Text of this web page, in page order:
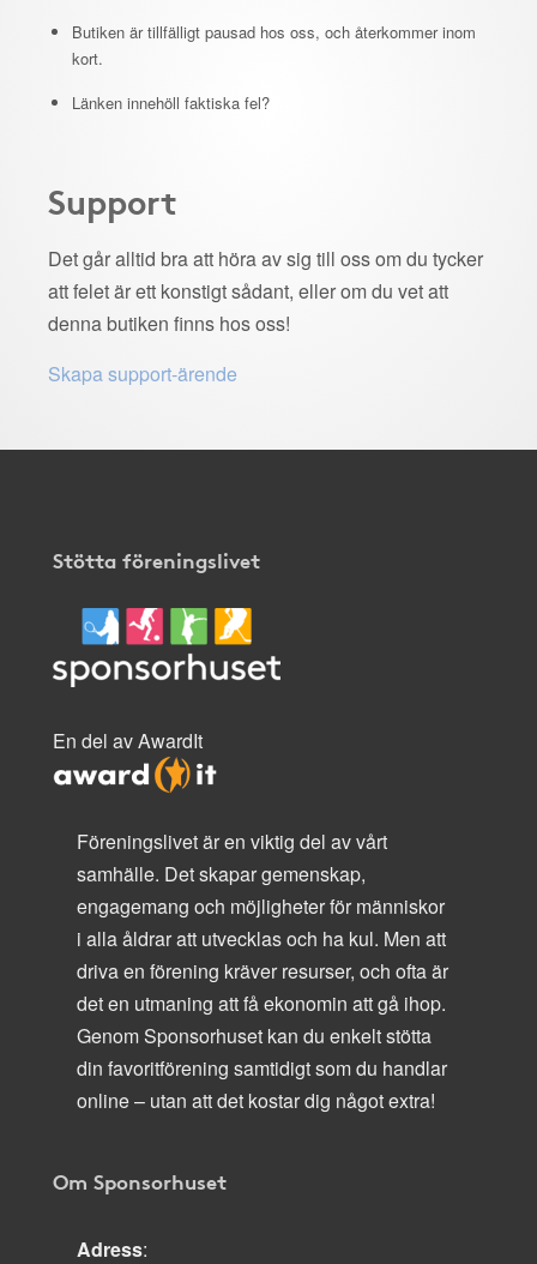
Butiken är tillfälligt pausad hos oss, och återkommer inom
kort.
Länken innehöll faktiska fel?
Support
Det går alltid bra att höra av sig till oss om du tycker
att felet är ett konstigt sådant, eller om du vet att
denna butiken finns hos oss!
Skapa support-ärende
Stötta föreningslivet
En del av AwardIt
Föreningslivet är en viktig del av vårt
samhälle. Det skapar gemenskap,
engagemang och möjligheter för människor
i alla åldrar att utvecklas och ha kul. Men att
driva en förening kräver resurser, och ofta är
det en utmaning att få ekonomin att gå ihop.
Genom Sponsorhuset kan du enkelt stötta
din favoritförening samtidigt som du handlar
online – utan att det kostar dig något extra!
Om Sponsorhuset
Adress: